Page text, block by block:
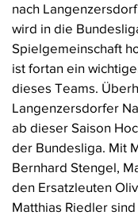
nach
wird in die
Spielgemeinschaft
ist fortan ein
dieses Teams.
Langenzersdorfer
ab dieser Saison
der Bundesliga. Mit
Bernhard Stengel,
den Ersatzleuten
Matthias Riedler